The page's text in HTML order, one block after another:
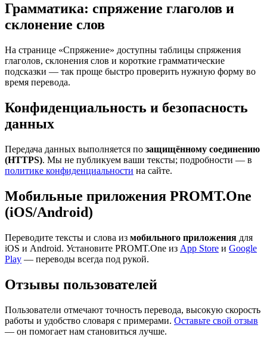
Грамматика: спряжение глаголов и
склонение слов
На странице «Спряжение» доступны таблицы спряжения
глаголов, склонения слов и короткие грамматические
подсказки — так проще быстро проверить нужную форму во
время перевода.
Конфиденциальность и безопасность
данных
Передача данных выполняется по защищённому соединению
(HTTPS). Мы не публикуем ваши тексты; подробности — в
политике конфиденциальности на сайте.
Мобильные приложения PROMT.One
(iOS/Android)
Переводите тексты и слова из мобильного приложения для
iOS и Android. Установите PROMT.One из App Store и Google
Play — переводы всегда под рукой.
Отзывы пользователей
Пользователи отмечают точность перевода, высокую скорость
работы и удобство словаря с примерами. Оставьте свой отзыв
— он помогает нам становиться лучше.